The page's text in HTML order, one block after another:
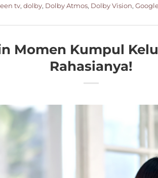
tv, dolby, Dolby Atmos, Dolby Vision,
Momen Kumpul
Rahasianya!